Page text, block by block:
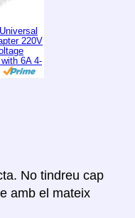
220V
6A 4-
No tindreu cap
amb el mateix